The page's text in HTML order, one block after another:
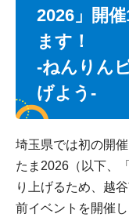
2026」開
ます！
-ねんりん
げよう-
埼玉県では初の開
たま2026（以下、
り上げるため、越
前イベントを開催し